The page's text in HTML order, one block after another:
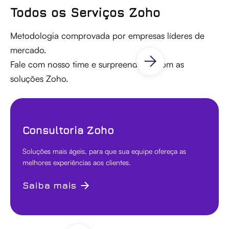
Todos os Serviços Zoho
Metodologia comprovada por empresas líderes de
mercado.
Fale com nosso time e surpreenda-se com as
soluções Zoho.
Consultoria Zoho
Soluções mais ágeis, para que sua equipe ofereça as
melhores experiências aos clientes.
Saiba mais